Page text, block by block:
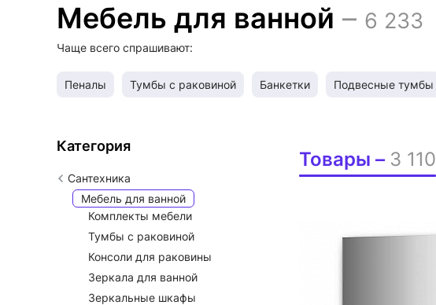
Мебель для ванной – 6 233
Чаще всего спрашивают:
Пеналы Тумбы с раковиной Банкетки Подвесные тумбы
Категория
Сантехника
Мебель для ванной
Комплекты мебели
Тумбы с раковиной
Консоли для раковины
Зеркала для ванной
Зеркальные шкафы
Товары – 3 110